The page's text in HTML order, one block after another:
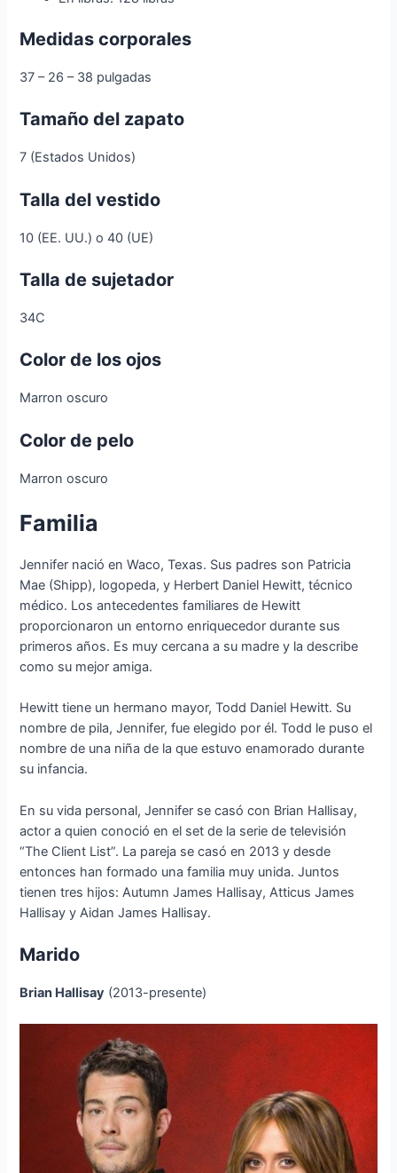
Medidas corporales
37 – 26 – 38 pulgadas
Tamaño del zapato
7 (Estados Unidos)
Talla del vestido
10 (EE. UU.) o 40 (UE)
Talla de sujetador
34C
Color de los ojos
Marron oscuro
Color de pelo
Marron oscuro
Familia
Jennifer nació en Waco, Texas. Sus padres son Patricia
Mae (Shipp), logopeda, y Herbert Daniel Hewitt, técnico
médico. Los antecedentes familiares de Hewitt
proporcionaron un entorno enriquecedor durante sus
primeros años. Es muy cercana a su madre y la describe
como su mejor amiga.
Hewitt tiene un hermano mayor, Todd Daniel Hewitt. Su
nombre de pila, Jennifer, fue elegido por él. Todd le puso el
nombre de una niña de la que estuvo enamorado durante
su infancia.
En su vida personal, Jennifer se casó con Brian Hallisay,
actor a quien conoció en el set de la serie de televisión
“The Client List”. La pareja se casó en 2013 y desde
entonces han formado una familia muy unida. Juntos
tienen tres hijos: Autumn James Hallisay, Atticus James
Hallisay y Aidan James Hallisay.
Marido
Brian Hallisay (2013-presente)